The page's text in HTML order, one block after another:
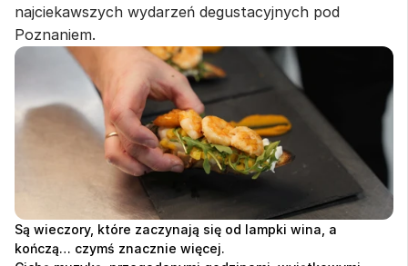
najciekawszych wydarzeń degustacyjnych pod
Poznaniem.
Są wieczory, które zaczynają się od lampki wina, a
kończą… czymś znacznie więcej.